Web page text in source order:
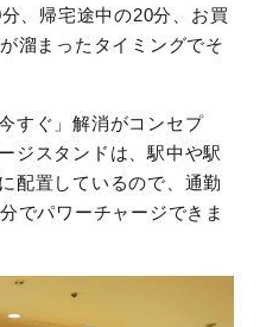
、帰宅途中の20分、お買
溜まったタイミングでそ
すぐ」解消がコンセプ
ジスタンドは、駅中や駅
配置しているので、通勤
でパワーチャージできま